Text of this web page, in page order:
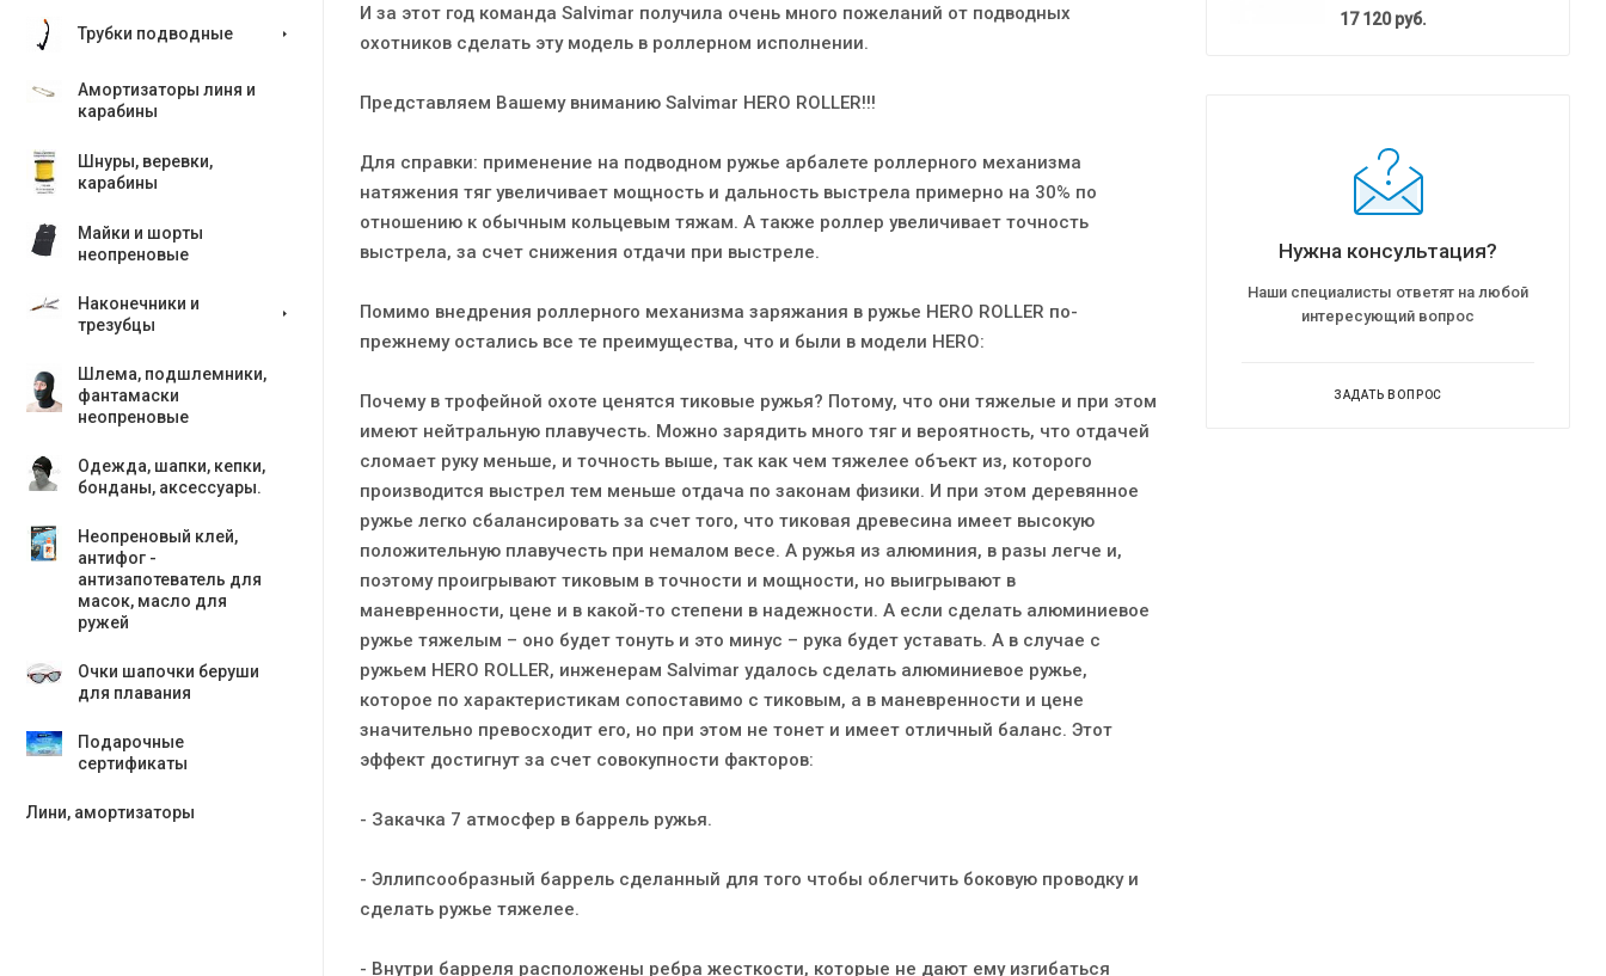
Трубки подводные
Амортизаторы линя и
карабины
Шнуры, веревки,
карабины
Майки и шорты
неопреновые
Наконечники и
трезубцы
Шлема, подшлемники,
фантамаски
неопреновые
Одежда, шапки, кепки,
бонданы, аксесcуары.
Неопреновый клей,
антифог -
антизапотеватель для
масок, масло для
ружей
Очки шапочки беруши
для плавания
Подарочные
сертификаты
Лини, амортизаторы
И за этот год команда Salvimar получила очень много пожеланий от подводных
охотников сделать эту модель в роллерном исполнении.
Представляем Вашему вниманию Salvimar HERO ROLLER!!!
Для справки: применение на подводном ружье арбалете роллерного механизма
натяжения тяг увеличивает мощность и дальность выстрела примерно на 30% по
отношению к обычным кольцевым тяжам. А также роллер увеличивает точность
выстрела, за счет снижения отдачи при выстреле.
Помимо внедрения роллерного механизма заряжания в ружье HERO ROLLER по-
прежнему остались все те преимущества, что и были в модели HERO:
Почему в трофейной охоте ценятся тиковые ружья? Потому, что они тяжелые и при этом
имеют нейтральную плавучесть. Можно зарядить много тяг и вероятность, что отдачей
сломает руку меньше, и точность выше, так как чем тяжелее объект из, которого
производится выстрел тем меньше отдача по законам физики. И при этом деревянное
ружье легко сбалансировать за счет того, что тиковая древесина имеет высокую
положительную плавучесть при немалом весе. А ружья из алюминия, в разы легче и,
поэтому проигрывают тиковым в точности и мощности, но выигрывают в
маневренности, цене и в какой-то степени в надежности. А если сделать алюминиевое
ружье тяжелым – оно будет тонуть и это минус – рука будет уставать. А в случае с
ружьем HERO ROLLER, инженерам Salvimar удалось сделать алюминиевое ружье,
которое по характеристикам сопоставимо с тиковым, а в маневренности и цене
значительно превосходит его, но при этом не тонет и имеет отличный баланс. Этот
эффект достигнут за счет совокупности факторов:
- Закачка 7 атмосфер в баррель ружья.
- Эллипсообразный баррель сделанный для того чтобы облегчить боковую проводку и
сделать ружье тяжелее.
- Внутри барреля расположены ребра жесткости, которые не дают ему изгибаться
17 120руб.
Нужна консультация?
Наши специалисты ответят на любой
интересующий вопрос
ЗАДАТЬ ВОПРОС